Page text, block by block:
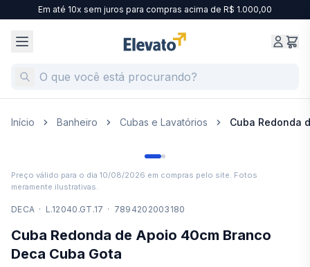
Em até 10x sem juros para compras acima de R$ 1.000,00
Início Banheiro Cubas e Lavatórios Cuba Redonda
Preço válido para o dia 10/08/2026 em compras pelo site. Fotos
meramente ilustrativas.
DECA · L.12040.GT.17 · 7894202003180
Cuba Redonda de Apoio 40cm Branco
Deca Cuba Gota